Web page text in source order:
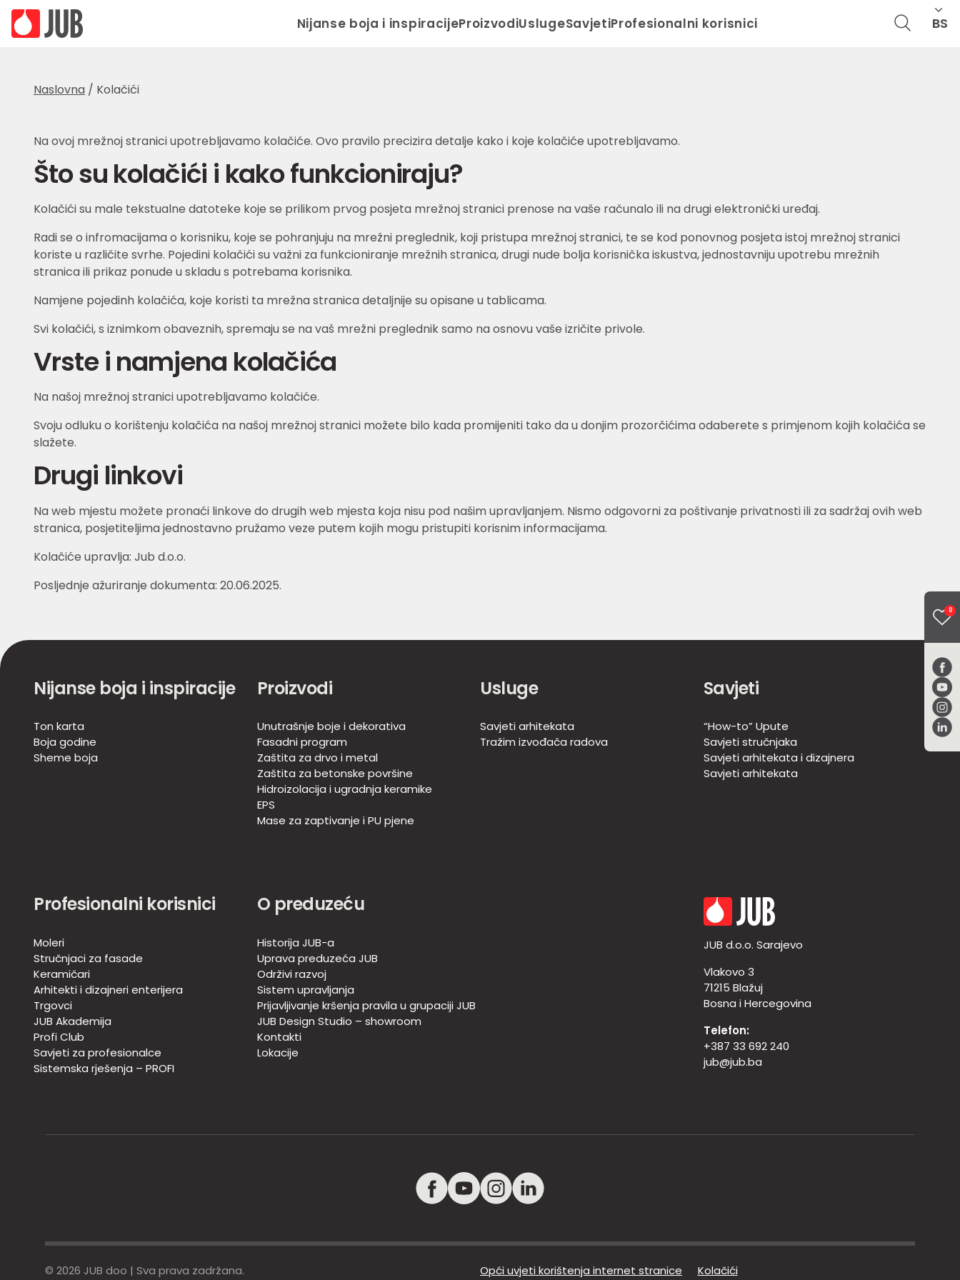
Nijanse boja i inspiracijeProizvodiUslugeSavjetiProfesionalni korisnici BS
0
Naslovna / Kolačići
Na ovoj mrežnoj stranici upotrebljavamo kolačiće. Ovo pravilo precizira detalje kako i koje kolačiće upotrebljavamo.
Što su kolačići i kako funkcioniraju?
Kolačići su male tekstualne datoteke koje se prilikom prvog posjeta mrežnoj stranici prenose na vaše računalo ili na drugi elektronički uređaj.
Radi se o infromacijama o korisniku, koje se pohranjuju na mrežni preglednik, koji pristupa mrežnoj stranici, te se kod ponovnog posjeta istoj mrežnoj stranici
koriste u različite svrhe. Pojedini kolačići su važni za funkcioniranje mrežnih stranica, drugi nude bolja korisnička iskustva, jednostavniju upotrebu mrežnih
stranica ili prikaz ponude u skladu s potrebama korisnika.
Namjene pojedinh kolačića, koje koristi ta mrežna stranica detaljnije su opisane u tablicama.
Svi kolačići, s iznimkom obaveznih, spremaju se na vaš mrežni preglednik samo na osnovu vaše izričite privole.
Vrste i namjena kolačića
Na našoj mrežnoj stranici upotrebljavamo kolačiće.
Svoju odluku o korištenju kolačića na našoj mrežnoj stranici možete bilo kada promijeniti tako da u donjim prozorčićima odaberete s primjenom kojih kolačića se
slažete.
Drugi linkovi
Na web mjestu možete pronaći linkove do drugih web mjesta koja nisu pod našim upravljanjem. Nismo odgovorni za poštivanje privatnosti ili za sadržaj ovih web
stranica, posjetiteljima jednostavno pružamo veze putem kojih mogu pristupiti korisnim informacijama.
Kolačiće upravlja: Jub d.o.o.
Posljednje ažuriranje dokumenta: 20.06.2025.
Nijanse boja i inspiracije
Ton karta
Boja godine
Sheme boja
Proizvodi
Unutrašnje boje i dekorativa
Fasadni program
Zaštita za drvo i metal
Zaštita za betonske površine
Hidroizolacija i ugradnja keramike
EPS
Mase za zaptivanje i PU pjene
Usluge
Savjeti arhitekata
Tražim izvođača radova
Savjeti
“How-to” Upute
Savjeti stručnjaka
Savjeti arhitekata i dizajnera
Savjeti arhitekata
Profesionalni korisnici
Moleri
Stručnjaci za fasade
Keramičari
Arhitekti i dizajneri enterijera
Trgovci
JUB Akademija
Profi Club
Savjeti za profesionalce
Sistemska rješenja – PROFI
O preduzeću
Historija JUB-a
Uprava preduzeća JUB
Održivi razvoj
Sistem upravljanja
Prijavljivanje kršenja pravila u grupaciji JUB
JUB Design Studio – showroom
Kontakti
Lokacije
JUB d.o.o. Sarajevo
Vlakovo 3
71215 Blažuj
Bosna i Hercegovina
Telefon:
+387 33 692 240
jub@jub.ba
© 2026 JUB doo | Sva prava zadržana.
Opći uvjeti korištenja internet stranice
Kolačići